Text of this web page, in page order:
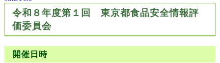
令和８年度第１回 東京都食品安全情報評
価委員会
開催日時